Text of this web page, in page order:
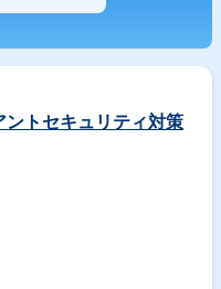
ントセキュリティ対策